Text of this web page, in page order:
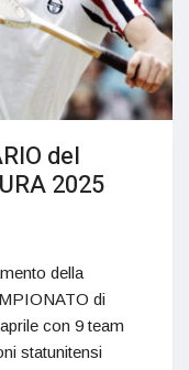
del
2025
della
di
con 9 team
statunitensi